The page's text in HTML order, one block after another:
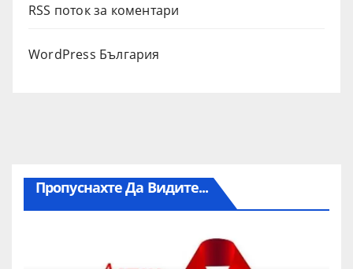
RSS поток за коментари
WordPress България
Пропуснахте Да Видите...